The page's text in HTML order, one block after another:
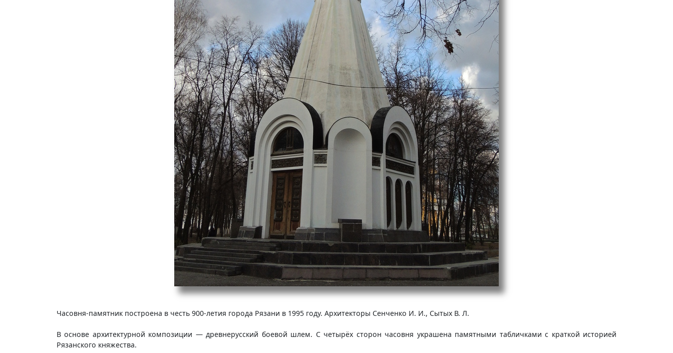
Часовня-памятник построена в честь 900-летия города Рязани в 1995 году. Архитекторы Сенченко И. И., Сытых В. Л.
В основе архитектурной композиции — древнерусский боевой шлем. С четырёх сторон часовня украшена памятными табличками с краткой историей
Рязанского княжества.